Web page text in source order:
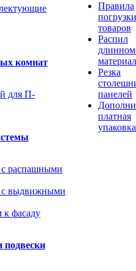
комнат
для П-
с распашными
с выдвижными
к фасаду
подвески
Правила
погрузки
товаров
Распил
Резка
панелей
платная
упаковка